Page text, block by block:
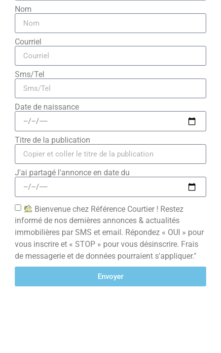
Nom
Courriel
Sms/Tel
Date de naissance
Titre de la publication
J'ai partagé l'annonce en date du
Bienvenue chez Référence Courtier ! Restez
informé de nos dernières annonces & actualités
immobilières par SMS et email. Répondez « OUI » pour
vous inscrire et « STOP » pour vous désinscrire. Frais
de messagerie et de données pourraient s'appliquer."
Envoyer